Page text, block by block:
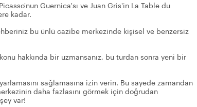
Guernica'sı ve Juan Gris'in La Table du
kadar.
bu ünlü cazibe merkezinde kişisel ve benzersiz
hakkında bir uzmansanız, bu turdan sonra yeni bir
sağlamasına izin verin. Bu sayede zamandan
daha fazlasını görmek için doğrudan
var!